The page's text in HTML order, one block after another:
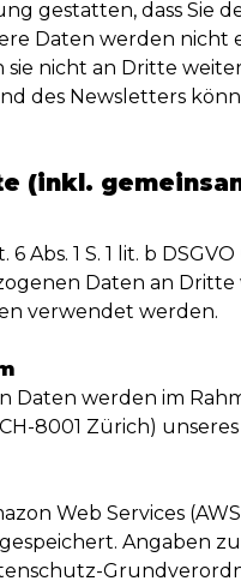
gestatten, dass Sie
Daten werden
nicht an Dritte
des Newsletters
(inkl.
6 Abs. 1 S. 1 lit. b
Daten an
verwendet werden.
Daten werden im
8001 Zürich)
Web Services
Angaben